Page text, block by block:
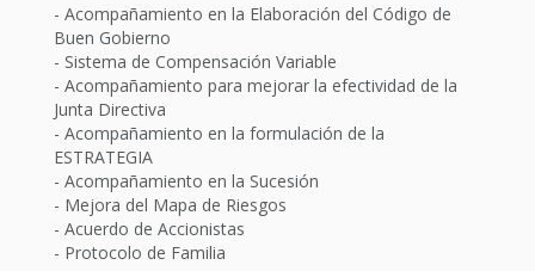
Acompañamiento en la Elaboración del Código de
Buen Gobierno
Sistema de Compensación Variable
Acompañamiento para mejorar la efectividad de la
Junta Directiva
Acompañamiento en la formulación de la
ESTRATEGIA
Acompañamiento en la Sucesión
Mejora del Mapa de Riesgos
Acuerdo de Accionistas
Protocolo de Familia